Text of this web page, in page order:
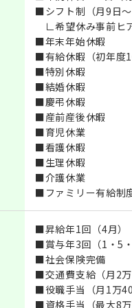
■シフト制（月9日～
∟希望休み事前ヒ
■年末年始休暇
■有給休暇（初年度
■特別休暇
■結婚休暇
■慶弔休暇
■産前産後休暇
■育児休業
■看護休暇
■生理休暇
■介護休業
■ファミリー有給制
■昇給年1回（4月）
■賞与年3回（1・5
■社会保険完備
■交通費支給（月2万
■役職手当（月1万
■資格手当（最大8万